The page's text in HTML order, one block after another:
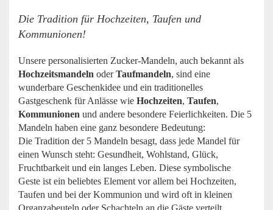
Die Tradition für Hochzeiten, Taufen und
Kommunionen!
Unsere personalisierten Zucker-Mandeln, auch bekannt als
Hochzeitsmandeln oderTaufmandeln, sind eine
wunderbare Geschenkidee und ein traditionelles
Gastgeschenk für Anlässe wie Hochzeiten, Taufen,
Kommunionen und andere besondere Feierlichkeiten. Die 5
Mandeln haben eine ganz besondere Bedeutung:
Die Tradition der 5 Mandeln besagt, dass jede Mandel für
einen Wunsch steht: Gesundheit, Wohlstand, Glück,
Fruchtbarkeit und ein langes Leben. Diese symbolische
Geste ist ein beliebtes Element vor allem bei Hochzeiten,
Taufen und bei der Kommunion und wird oft in kleinen
Organzabeuteln oder Schachteln an die Gäste verteilt.